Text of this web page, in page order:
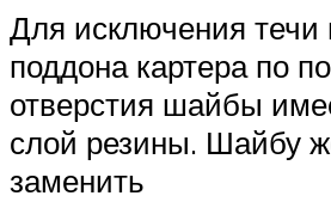
Для исключения течи
поддона картера по
отверстия шайбы
слой резины. Шайбу
заменить